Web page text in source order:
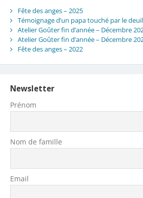
Fête des anges – 2025
Témoignage d’un papa touché par le
Atelier Goûter fin d’année – Décembre
Atelier Goûter fin d’année – Décembre
Fête des anges – 2022
Newsletter
Prénom
Nom de famille
Email